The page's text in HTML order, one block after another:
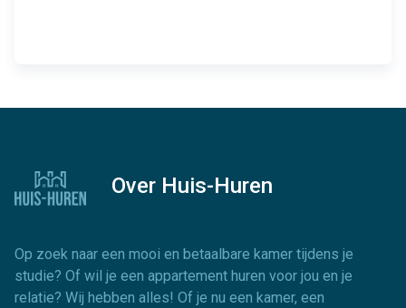
Over Huis-Huren
Op zoek naar een mooi en betaalbare kamer tijdens je
studie? Of wil je een appartement huren voor jou en je
relatie? Wij hebben alles! Of je nu een kamer, een